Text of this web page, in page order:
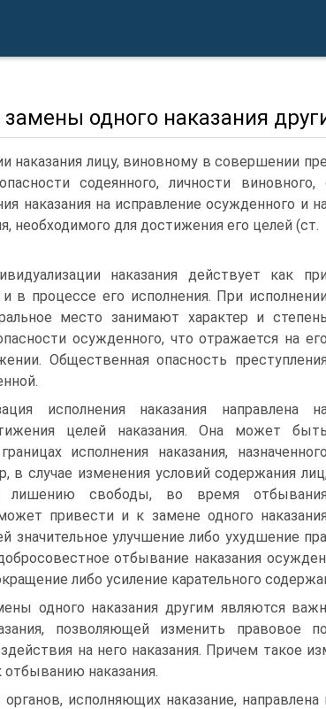
замены одного наказания
наказания лицу, виновному в совершении
содеянного, личности
наказания на исправление осужденного и
необходимого для достижения его целей (ст.
наказания действует как при
и в процессе его исполнения. При исполнении
место занимают характер и степень
осужденного, что отражается на
Общественная опасность преступления
исполнения наказания направлена
целей наказания. Она может быть
исполнения наказания, назначенного
в случае изменения условий содержания
лишению свободы, во время отбывания
привести и к замене одного наказания
значительное улучшение либо ухудшение
отбывание наказания
либо усиление карательного
одного наказания другим являются
позволяющей изменить правовое
на него наказания. Причем такое
отбыванию наказания.
органов, исполняющих наказание,